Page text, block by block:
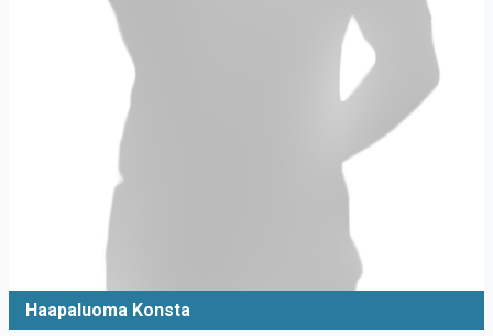
Haapaluoma Konsta